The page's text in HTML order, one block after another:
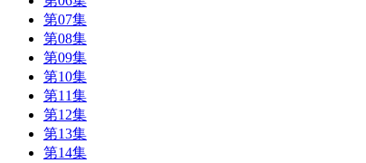
第07集
第08集
第09集
第10集
第11集
第12集
第13集
第14集